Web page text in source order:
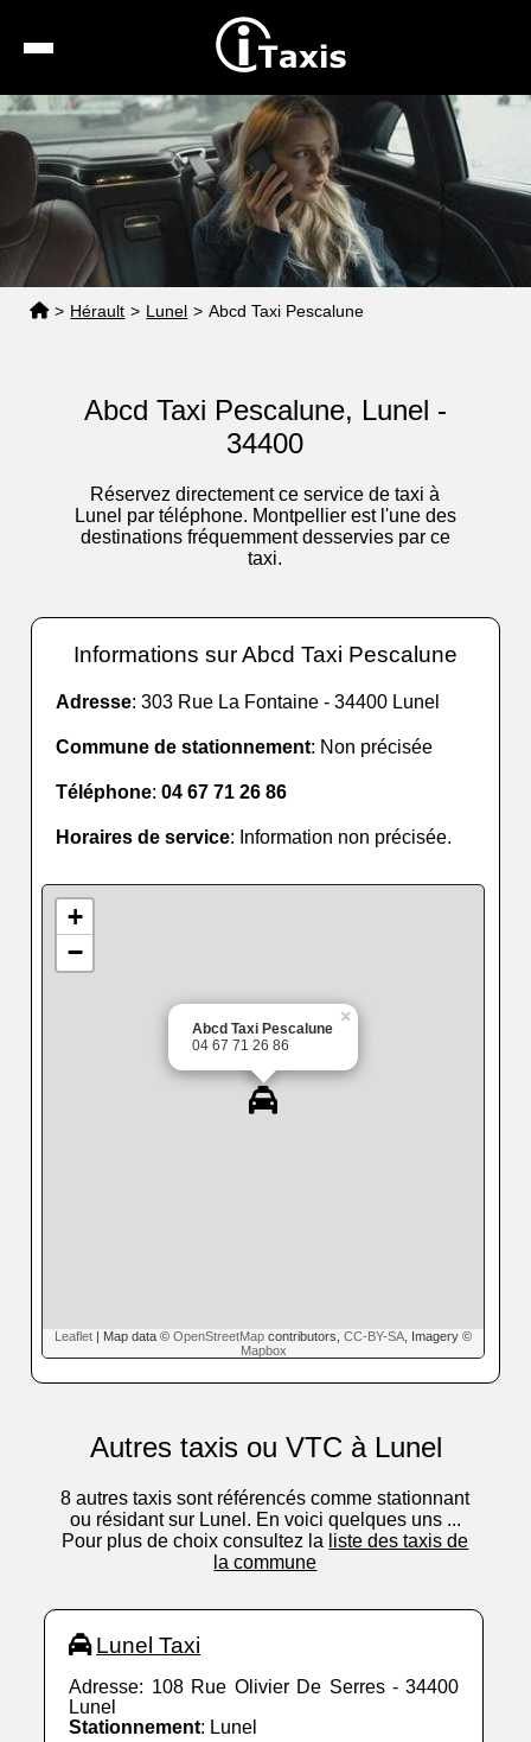
Recherche
Calcul de tarif
Taxis conventionnés
Espace pro
> Hérault > Lunel > Abcd Taxi Pescalune
Abcd Taxi Pescalune, Lunel -
34400
Réservez directement ce service de taxi à
Lunel par téléphone. Montpellier est l'une des
destinations fréquemment desservies par ce
taxi.
Informations sur Abcd Taxi Pescalune
Adresse: 303 Rue La Fontaine - 34400 Lunel
Commune de stationnement: Non précisée
Téléphone:04 67 71 26 86
Horaires de service: Information non précisée.
Abcd Taxi Pescalune
04 67 71 26 86
×
+
−
Leaflet | Map data © OpenStreetMap contributors, CC-BY-SA , Imagery ©
Mapbox
Autres taxis ou VTC à Lunel
8 autres taxis sont référencés comme stationnant
ou résidant sur Lunel. En voici quelques uns ...
Pour plus de choix consultez la liste des taxis de
la commune
Lunel Taxi
Adresse: 108 Rue Olivier De Serres - 34400
Lunel
Stationnement: Lunel